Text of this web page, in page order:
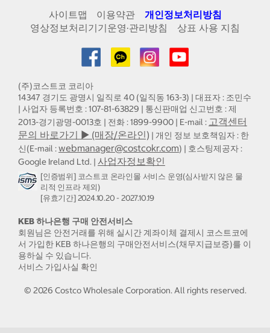
사이트맵 이용약관
개인정보처리방침
영상정보처리기기운영·관리방침
상표 사용 지침
(주)코스트코 코리아
14347 경기도 광명시 일직로 40 (일직동 163-3) | 대표자 : 조민수
| 사업자 등록번호 : 107-81-63829 | 통신판매업 신고번호 : 제
2013-경기광명-0013호 | 전화 : 1899-9900 | E-mail : 고객센터
문의 바로가기 ▶ (매장/온라인) | 개인 정보 보호책임자 : 한
신(E-mail :webmanager@costcokr.com) | 호스팅제공자 :
Google Ireland Ltd. | 사업자정보확인
[인증범위] 코스트코 온라인몰 서비스 운영(심사받지 않은 물
리적 인프라 제외)
[유효기간] 2024.10.20 - 2027.10.19
KEB 하나은행 구매 안전서비스
회원님은 안전거래를 위해 실시간 계좌이체 결제시 코스트코에
서 가입한 KEB 하나은행의 구매안전서비스(채무지급보증)를 이
용하실 수 있습니다.
서비스 가입사실 확인
© 2026 Costco Wholesale Corporation.All rights reserved.